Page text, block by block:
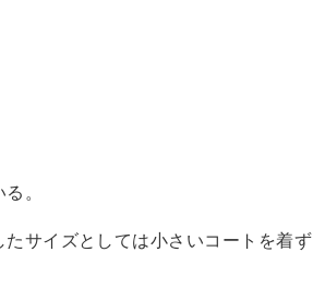
。
サイズとしては小さいコートを着ず